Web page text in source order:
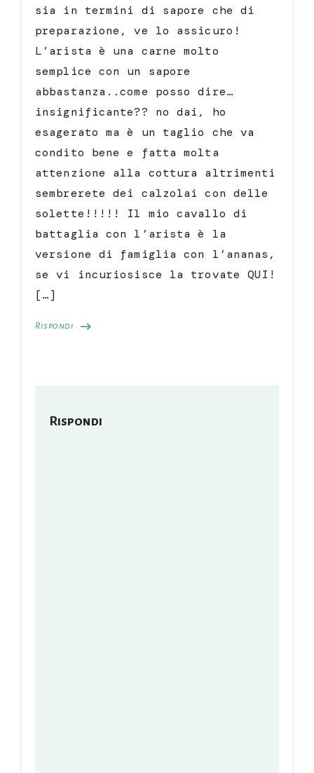
Rispondi
sia in termini di sapore che di
preparazione, ve lo assicuro!
L’arista è una carne molto
semplice con un sapore
abbastanza..come posso dire…
insignificante?? no dai, ho
esagerato ma è un taglio che va
condito bene e fatta molta
attenzione alla cottura altrimenti
sembrerete dei calzolai con delle
solette!!!!! Il mio cavallo di
battaglia con l’arista è la
versione di famiglia con l’ananas,
se vi incuriosisce la trovate QUI!
[…]
Rispondi